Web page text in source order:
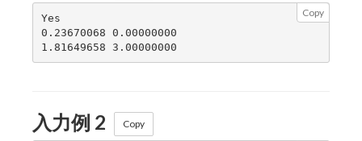
Copy
Yes
0.23670068 0.00000000
入力例 2 Copy